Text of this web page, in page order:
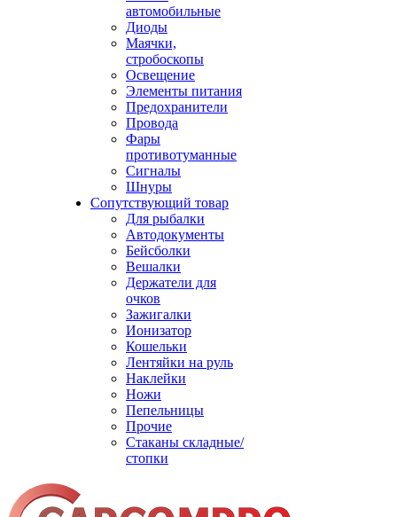
автомобильные
Диоды
Маячки,
стробоскопы
Освещение
Элементы питания
Предохранители
Провода
Фары
противотуманные
Сигналы
Шнуры
Сопутствующий товар
Для рыбалки
Автодокументы
Бейсболки
Вешалки
Держатели для
очков
Зажигалки
Ионизатор
Кошельки
Лентяйки на руль
Наклейки
Ножи
Пепельницы
Прочие
Стаканы складные/
стопки